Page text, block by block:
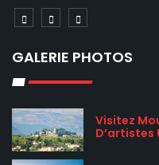
GALERIE PHOTOS
Visitez
D’artistes